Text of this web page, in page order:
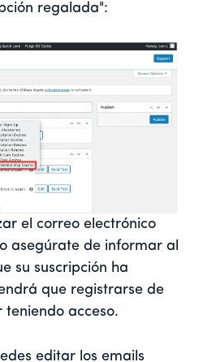
regalada":
el correo electrónico
asegúrate de informar al
su suscripción ha
que registrarse de
teniendo acceso.
editar los emails